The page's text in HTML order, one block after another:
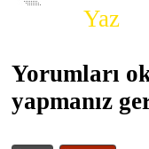
Yaz
Yorumları
yapmanız